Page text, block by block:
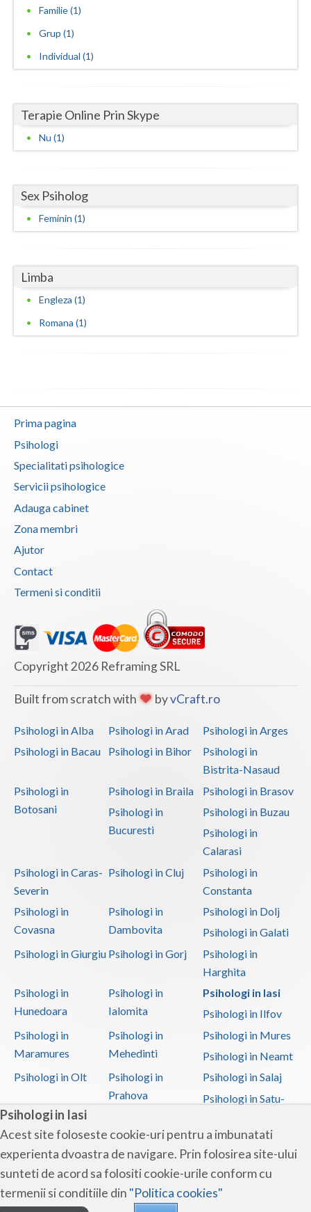
Psihologi in Iasi
Acest site foloseste cookie-uri pentru a imbunatati
experienta dvoastra de navigare. Prin folosirea site-ului
sunteti de acord sa folositi cookie-urile conform cu
termenii si conditiile din "Politica cookies"
VranceaFamilie (1)
Grup (1)
Individual (1)
Terapie Online Prin Skype
Nu (1)
Sex Psiholog
Feminin (1)
Limba
Engleza (1)
Romana (1)
Prima pagina
Psihologi
Specialitati psihologice
Servicii psihologice
Adauga cabinet
Zona membri
Ajutor
Contact
Termeni si conditii
Copyright 2026 Reframing SRL
Built from scratch with byvCraft.ro
Psihologi in Alba Psihologi in Arad
Psihologi in Arges
Psihologi in Bacau
Psihologi in Bihor
Psihologi in
Bistrita-Nasaud
Psihologi in
Botosani
Psihologi in Braila
Psihologi in Brasov
Psihologi in
Bucuresti
Psihologi in Buzau
Psihologi in
Calarasi
Psihologi in Caras-
Severin
Psihologi in Cluj
Psihologi in
Constanta
Psihologi in
Covasna
Psihologi in
Dambovita
Psihologi in Dolj
Psihologi in Galati
Psihologi in Giurgiu Psihologi in Gorj
Psihologi in
Harghita
Psihologi in
Hunedoara
Psihologi in
Ialomita
Psihologi in Iasi
Psihologi in Ilfov
Psihologi in
Maramures
Psihologi in
Mehedinti
Psihologi in Mures
Psihologi in Neamt
Psihologi in Olt
Psihologi in
Prahova
Psihologi in Salaj
Psihologi in Satu-
Psihologi in Sibiu
Psihologi in
Suceava
Psihologi in
Teleorman
Psihologi in Timis
Psihologi in Tulcea Psihologi in Valcea
Psihologi in Vaslui
Psihologi in